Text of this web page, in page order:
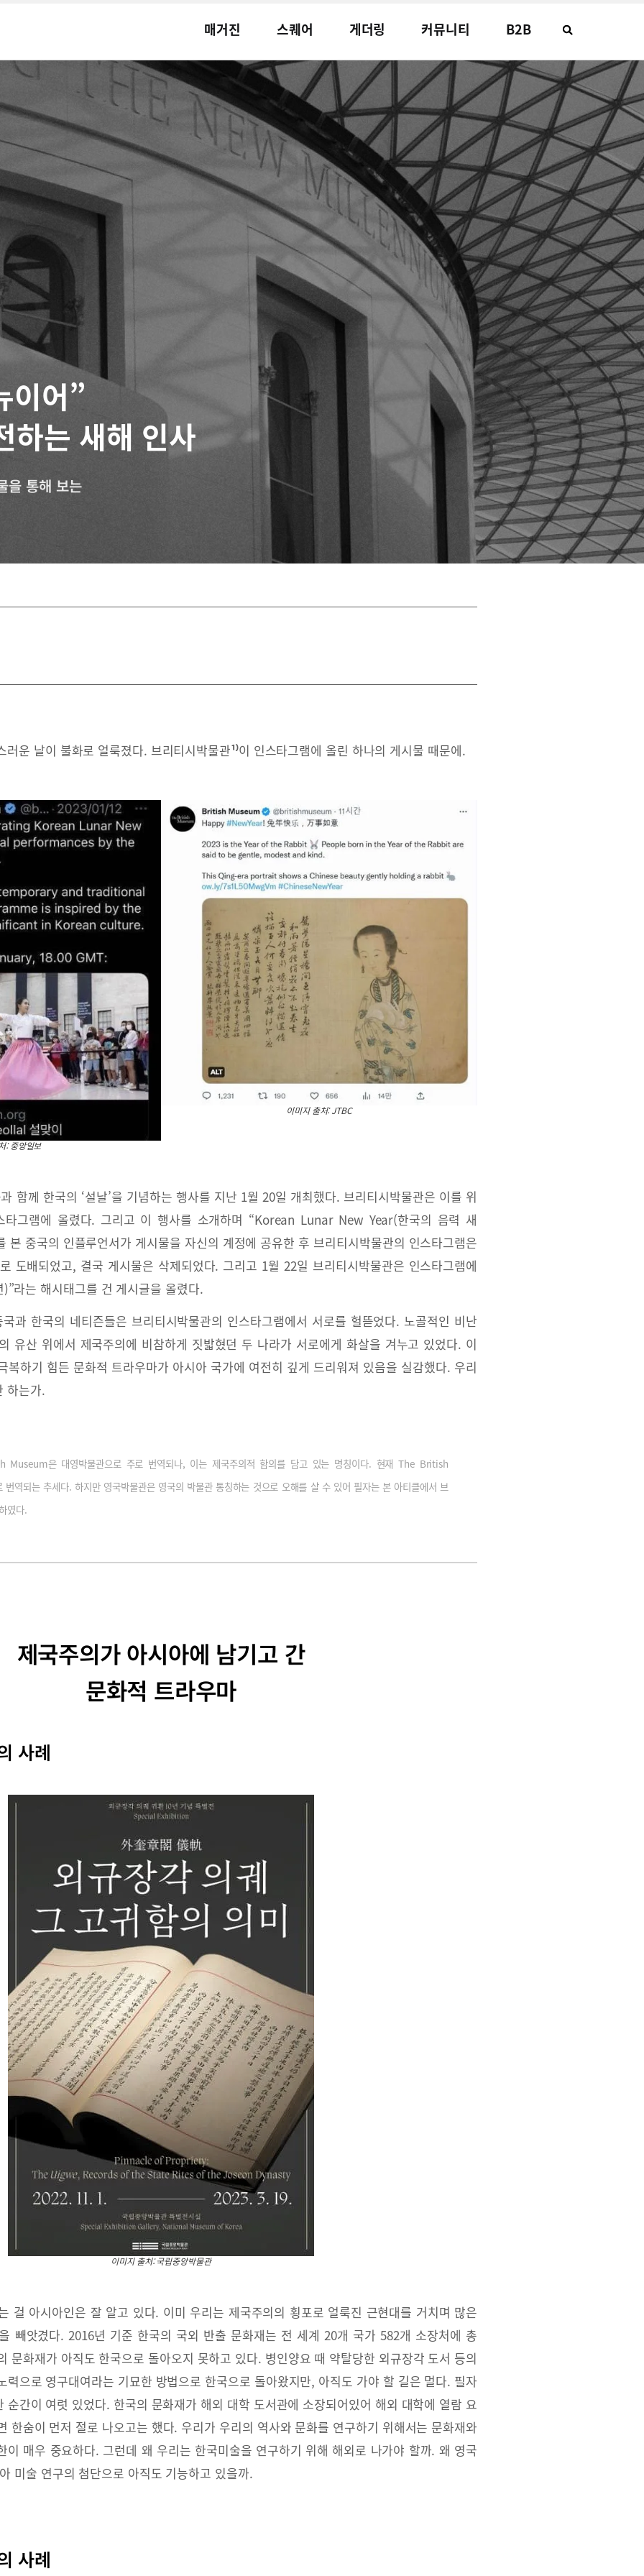
매거진 스퀘어 게더링 커뮤니티 B2B
이어”
하는 새해 인사
을 통해 보는
러운 날이 불화로 얼룩졌다. 브리티시박물관¹⁾이 인스타그램에 올린 하나의 게시물 때문에.
: 중앙일보
이미지 출처: JTBC
함께 한국의 ‘설날’을 기념하는 행사를 지난 1월 20일 개최했다. 브리티시박물관은 이를 위
그램에 올렸다. 그리고 이 행사를 소개하며 “Korean Lunar New Year(한국의 음력 새
본 중국의 인플루언서가 게시물을 자신의 계정에 공유한 후 브리티시박물관의 인스타그램은
도배되었고, 결국 게시물은 삭제되었다. 그리고 1월 22일 브리티시박물관은 인스타그램에
라는 해시태그를 건 게시글을 올렸다.
과 한국의 네티즌들은 브리티시박물관의 인스타그램에서 서로를 헐뜯었다. 노골적인 비난
유산 위에서 제국주의에 비참하게 짓밟혔던 두 나라가 서로에게 화살을 겨누고 있었다. 이
복하기 힘든 문화적 트라우마가 아시아 국가에 여전히 깊게 드리워져 있음을 실감했다. 우리
하는가.
Museum은 대영박물관으로 주로 번역되나, 이는 제국주의적 함의를 담고 있는 명칭이다. 현재 The British
역되는 추세다. 하지만 영국박물관은 영국의 박물관 통칭하는 것으로 오해를 살 수 있어 필자는 본 아티클에서 브
였다.
제국주의가 아시아에 남기고 간
문화적 트라우마
사례
이미지 출처: 국립중앙박물관
걸 아시아인은 잘 알고 있다. 이미 우리는 제국주의의 횡포로 얼룩진 근현대를 거치며 많은
빼앗겼다. 2016년 기준 한국의 국외 반출 문화재는 전 세계 20개 국가 582개 소장처에 총
문화재가 아직도 한국으로 돌아오지 못하고 있다. 병인양요 때 약탈당한 외규장각 도서 등의
력으로 영구대여라는 기묘한 방법으로 한국으로 돌아왔지만, 아직도 가야 할 길은 멀다. 필자
순간이 여럿 있었다. 한국의 문화재가 해외 대학 도서관에 소장되어있어 해외 대학에 열람 요
한숨이 먼저 절로 나오고는 했다. 우리가 우리의 역사와 문화를 연구하기 위해서는 문화재와
이 매우 중요하다. 그런데 왜 우리는 한국미술을 연구하기 위해 해외로 나가야 할까. 왜 영국
미술 연구의 첨단으로 아직도 기능하고 있을까.
사례